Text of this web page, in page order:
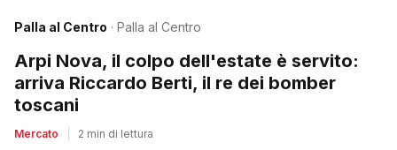
Palla al Centro · Palla al Centro
Arpi Nova, il colpo dell'estate è servito:
arriva Riccardo Berti, il re dei bomber
toscani
Mercato 2 min di lettura